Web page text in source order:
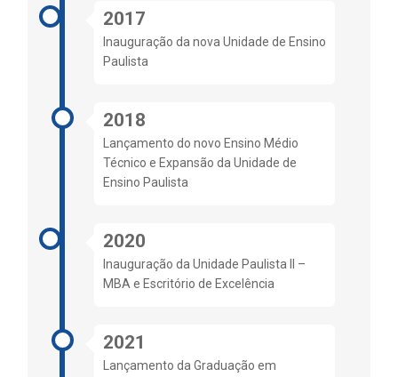
2017
Inauguração da nova Unidade de Ensino
Paulista
2018
Lançamento do novo Ensino Médio
Técnico e Expansão da Unidade de
Ensino Paulista
2020
Inauguração da Unidade Paulista II –
MBA e Escritório de Excelência
2021
Lançamento da Graduação em